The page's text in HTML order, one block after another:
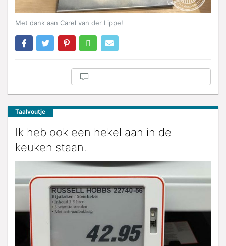
Met dank aan Carel van der Lippe!
Taalvoutje
Ik heb ook een hekel aan in de
keuken staan.